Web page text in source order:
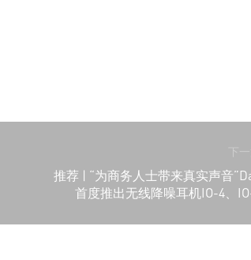
下
推荐 | “为商务人士带来真实声音
首度推出无线降噪耳机IO-4、